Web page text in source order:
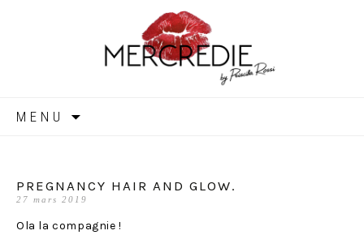
MERCREDIE
MENU
PREGNANCY HAIR AND GLOW.
27 mars 2019
Ola la compagnie !